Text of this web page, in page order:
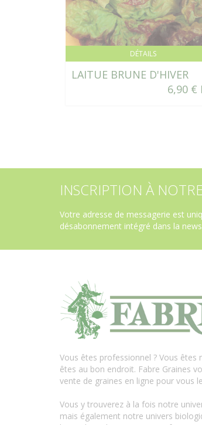
DÉTAILS
LAITUE BRUNE D'HIVER
6,90 €
INSCRIPTION À NOTRE
Votre adresse de messagerie est
désabonnement intégré dans la
Vous êtes professionnel ? Vous êtes
êtes au bon endroit. Fabre Graines
vente de graines en ligne pour vous
Vous y trouverez à la fois notre
mais également notre univers